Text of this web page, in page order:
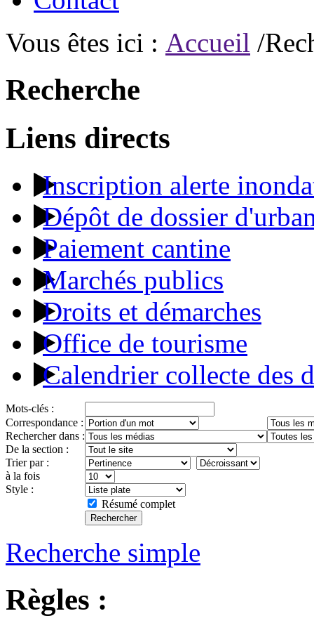
Vous êtes ici : Accueil /
Recherche
Liens directs
Inscription alerte
Dépôt de dossier
Paiement cantine
Marchés publics
Droits et démarches
Office de tourisme
Calendrier collecte des
Mots-clés :
Correspondance :
Rechercher dans :
De la section :
Trier par :
à la fois
Style :
Résumé complet
Recherche simple
Règles :